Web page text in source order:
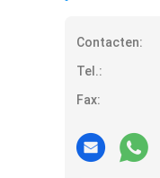
Contacten:
Tel.:
Fax: